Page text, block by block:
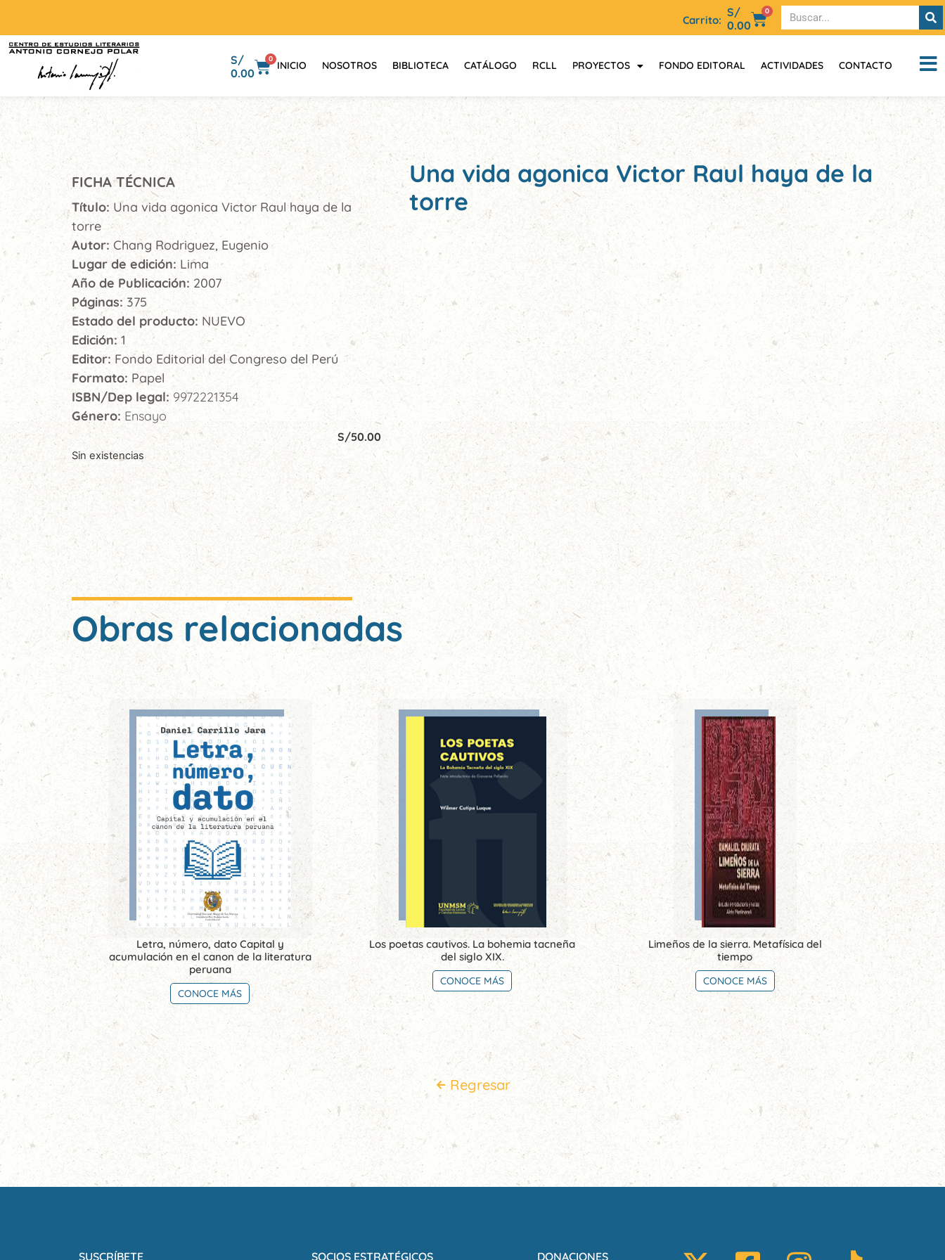
Carrito:
S/
0.00
0
S/
0.00
0
INICIO NOSOTROS BIBLIOTECA CATÁLOGO RCLL PROYECTOS FONDO EDITORAL ACTIVIDADES CONTACTO
FICHA TÉCNICA
Título: Una vida agonica Victor Raul haya de la
torre
Autor:Chang Rodriguez, Eugenio
Lugar de edición: Lima
Año de Publicación: 2007
Páginas: 375
Estado del producto: NUEVO
Edición:1
Editor: Fondo Editorial del Congreso del Perú
Formato: Papel
ISBN/Dep legal: 9972221354
Género: Ensayo
S/50.00
Sin existencias
Una vida agonica Victor Raul haya de la
torre
Obras relacionadas
Letra, número, dato Capital y
acumulación en el canon de la literatura
peruana
CONOCE MÁS
Los poetas cautivos. La bohemia tacneña
del siglo XIX.
CONOCE MÁS
Limeños de la sierra. Metafísica del
tiempo
CONOCE MÁS
Regresar
SUSCRÍBETE SOCIOS ESTRATÉGICOS DONACIONES